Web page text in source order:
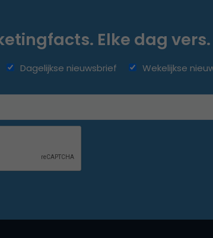
Elke dag vers.
Dagelijkse nieuwsbrief Wekelijkse